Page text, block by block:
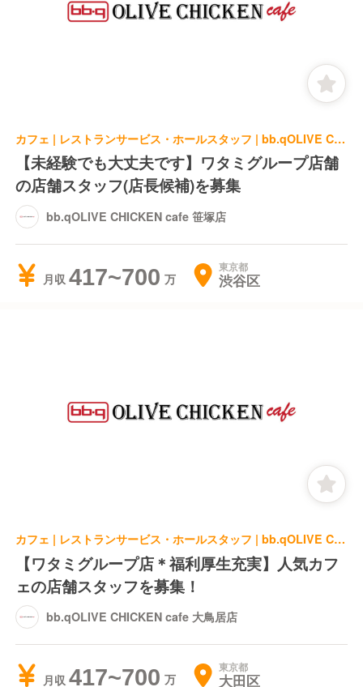
カフェ | レストランサービス・ホールスタッフ | bb.qOLIVE CHICKEN cafe 笹塚店
【未経験でも大丈夫です】ワタミグループ店舗
の店舗スタッフ(店長候補)を募集
bb.qOLIVE CHICKEN cafe 笹塚店
月収 417~700 東京都
渋谷区
カフェ | レストランサービス・ホールスタッフ | bb.qOLIVE CHICKEN cafe 大鳥居店
【ワタミグループ店＊福利厚生充実】人気カフ
ェの店舗スタッフを募集！
bb.qOLIVE CHICKEN cafe 大鳥居店
月収 417~700 東京都
大田区